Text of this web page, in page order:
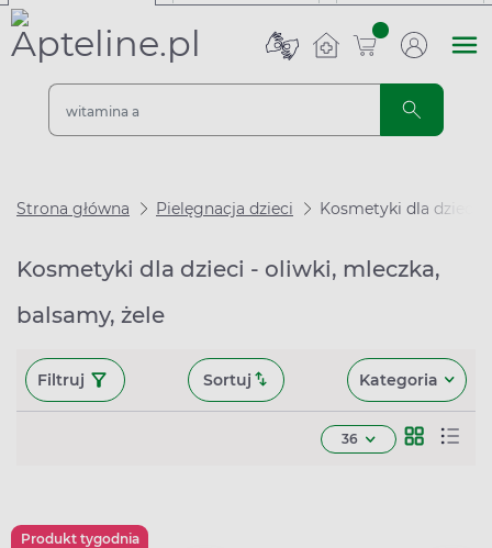
sztuk
Strona główna Pielęgnacja dzieci Kosmetyki dla dzieci
Kosmetyki dla dzieci - oliwki, mleczka,
balsamy, żele
Filtruj Sortuj Kategoria
36
Produkt tygodnia